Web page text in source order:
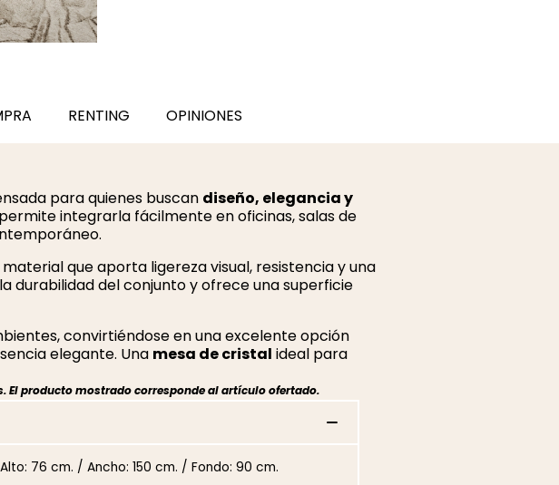
RENTING OPINIONES
para quienes buscan diseño, elegancia y
integrarla fácilmente en oficinas, salas de
material que aporta ligereza visual, resistencia y una
durabilidad del conjunto y ofrece una superficie
convirtiéndose en una excelente opción
elegante. Una mesa de cristal ideal para
producto mostrado corresponde al artículo ofertado.
76 cm. / Ancho: 150 cm. / Fondo: 90 cm.